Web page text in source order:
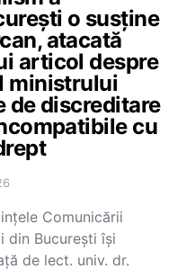
o susține
atacată
articol despre
ministrului
de discreditare
cu
Comunicării
din București își
de lect. univ. dr.